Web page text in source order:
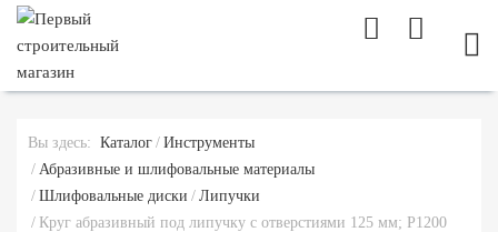
Вы здесь: Каталог
Инструменты
Абразивные и шлифовальные материалы
Шлифовальные диски
Липучки
Круг абразивный под липучку с отверстиями 125 мм; P1200